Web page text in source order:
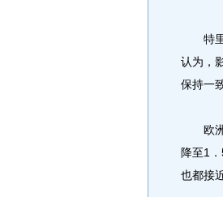
特里
认为，
保持一
欧洲
降至1
也都接